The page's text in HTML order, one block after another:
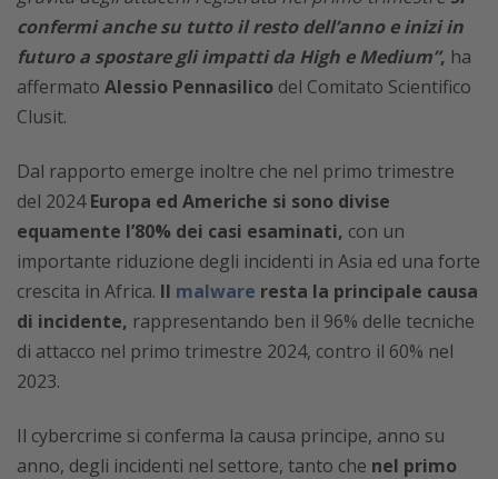
confermi anche su tutto il resto dell’anno e inizi in
futuro a spostare gli impatti da High e Medium”, ha
affermato Alessio Pennasilico del Comitato Scientifico
Clusit.
Dal rapporto emerge inoltre che nel primo trimestre
del 2024Europa ed Americhe si sono divise
equamente l’80% dei casi esaminati, con un
importante riduzione degli incidenti in Asia ed una forte
crescita in Africa. Il malware resta la principale causa
di incidente, rappresentando ben il 96% delle tecniche
di attacco nel primo trimestre 2024, contro il 60% nel
2023.
Il cybercrime si conferma la causa principe, anno su
anno, degli incidenti nel settore, tanto che nel primo